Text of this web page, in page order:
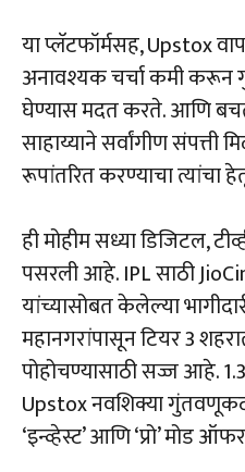
या प्लॅटफॉर्मसह, Upstox
अनावश्यक चर्चा कमी करून
घेण्यास मदत करते. आणि
साहाय्याने सर्वांगीण संपत्ती
रूपांतरित करण्याचा त्यांचा
ही मोहीम सध्या डिजिटल,
पसरली आहे. IPL साठी
यांच्यासोबत केलेल्या
महानगरांपासून टियर 3
पोहोचण्यासाठी सज्ज आहे.
Upstox नवशिक्या
‘इन्व्हेस्ट’ आणि ‘प्रो’ मोड